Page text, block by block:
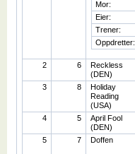
Mor:
Eier:
Trener:
Oppdretter:
2 6
Reckless
(DEN)
3 8
Holiday
Reading
(USA)
4 5
April Fool
(DEN)
5
7 Doffen